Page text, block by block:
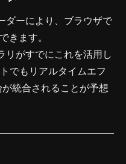
ダーにより、ブラウザで
きます。
リがすでにこれを活用し
でもリアルタイムエフ
統合されることが予想